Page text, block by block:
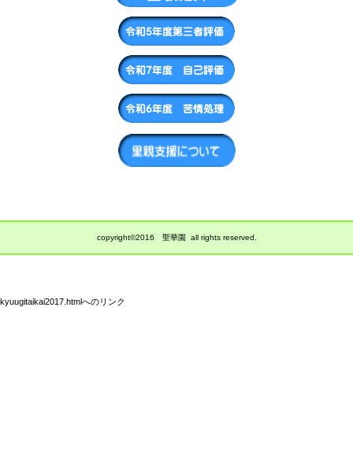
copyright©2016 聖華園 all rights reserved.
kyuugitaikai2017.htmlへのリンク